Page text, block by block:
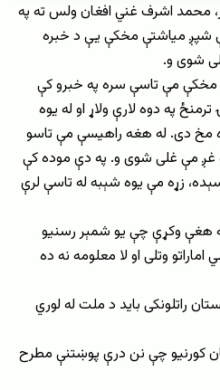
محمد اشرف غني افغان ولس ته په
شپږ میاشتې مخکې یې د خبره
شوی و.
مخکې مې تاسې سره په خبرو کې
په دوه لارې ولاړ او له یوه
دی. له هغه راهیسې مې تاسو
مې غلی شوی و. په دې موده کې
زړه مې یوه شېبه له تاسې لرې
هغې وکړې چې یو شمېر رسنیو
وتلی او لا معلومه نه ده
راتلونکی باید د ملت له لوري
کورنیو چې نن درې پوښتنې مطرح